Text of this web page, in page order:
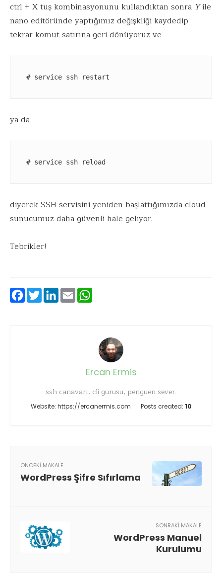
ctrl + X tuş kombinasyonunu kullandıktan sonra Yile
nano editöründe yaptığımız değişkliği kaydedip
tekrar komut satırına geri dönüyoruz ve
# service ssh restart
ya da
# service ssh reload
diyerek SSH servisini yeniden başlattığımızda cloud
sunucumuz daha güvenli hale geliyor.
Tebrikler!
Facebook
Twitter
LinkedIn
Email
Ercan Ermis
ssh canavarı, cli gurusu, penguen sever.
Website: https://ercanermis.com Posts created: 10
ÖNCEKI MAKALE
WordPress Şifre Sıfırlama
SONRAKI MAKALE
WordPress Manuel
Kurulumu